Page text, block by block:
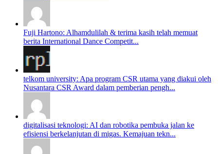
Fuji Hartono: Alhamdulilah & terima kasih telah memuat
berita International Dance Competit...
telkom university: Apa program CSR utama yang diakui oleh
Nusantara CSR Award dalam pemberian pengh...
digitalisasi teknologi: AI dan robotika pembuka jalan ke
efisiensi berkelanjutan di migas. Kemajuan tekn...